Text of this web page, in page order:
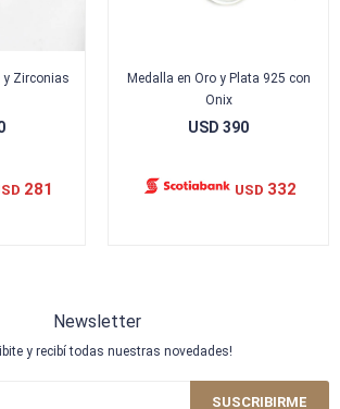
y Zirconias
281
Medalla en Oro y Plata 925 con
Onix
USD 390
USD 332
Newsletter
y recibí todas nuestras novedades!
SUSCRIBIRME